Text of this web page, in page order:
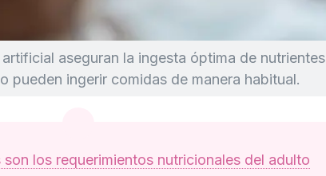
aseguran la ingesta óptima de nutrientes
pueden ingerir comidas de manera habitual.
son los requerimientos nutricionales del adulto